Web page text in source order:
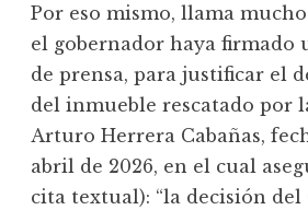
Por eso mismo, llama
el gobernador haya firmado
de prensa, para justificar el
del inmueble rescatado por
Arturo Herrera Cabañas,
abril de 2026, en el cual
cita textual): “la decisión